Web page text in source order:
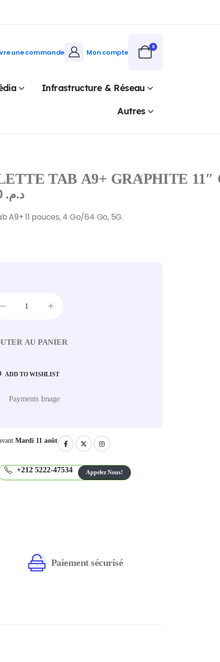
une commande Mon compte
0
Infrastructure & Réseau
Autres
TAB A9+ GRAPHITE
د.م.
11 pouces, 4 Go/64 Go, 5G.
AU PANIER
ADD TO WISHLIST
Mardi 11 août
+212 5222-47534 Appelez Nous!
Paiement sécurisé